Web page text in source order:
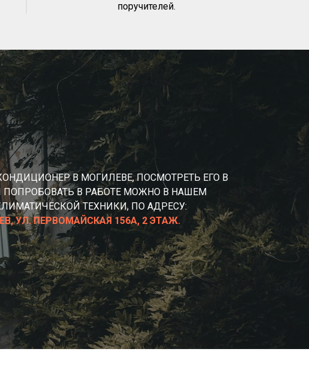
поручителей.
В МОГИЛЕВЕ, ПОСМОТРЕТЬ ЕГО В
В РАБОТЕ МОЖНО В НАШЕМ
ТЕХНИКИ, ПО АДРЕСУ:
УЛ. ПЕРВОМАЙСКАЯ 156А, 2 ЭТАЖ.